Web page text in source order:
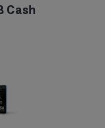
Cash